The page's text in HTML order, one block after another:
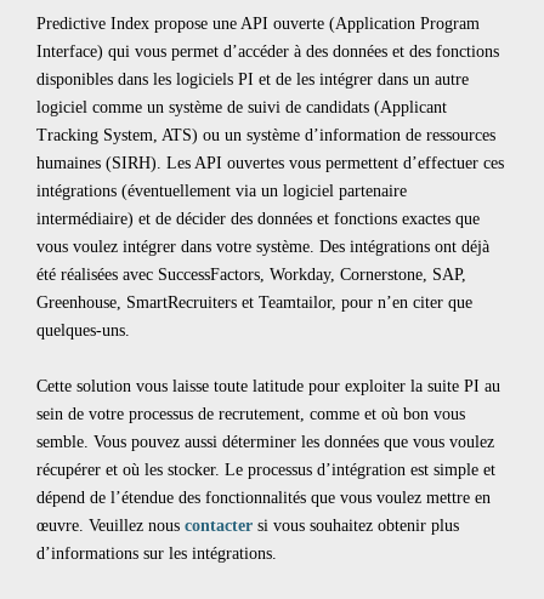
Predictive Index propose une API ouverte (Application Program
Interface) qui vous permet d’accéder à des données et des fonctions
disponibles dans les logiciels PI et de les intégrer dans un autre
logiciel comme un système de suivi de candidats (Applicant
Tracking System, ATS) ou un système d’information de ressources
humaines (SIRH). Les API ouvertes vous permettent d’effectuer ces
intégrations (éventuellement via un logiciel partenaire
intermédiaire) et de décider des données et fonctions exactes que
vous voulez intégrer dans votre système. Des intégrations ont déjà
été réalisées avec SuccessFactors, Workday, Cornerstone, SAP,
Greenhouse, SmartRecruiters et Teamtailor, pour n’en citer que
quelques-uns.
Cette solution vous laisse toute latitude pour exploiter la suite PI au
sein de votre processus de recrutement, comme et où bon vous
semble. Vous pouvez aussi déterminer les données que vous voulez
récupérer et où les stocker. Le processus d’intégration est simple et
dépend de l’étendue des fonctionnalités que vous voulez mettre en
œuvre. Veuillez nous contacter si vous souhaitez obtenir plus
d’informations sur les intégrations.